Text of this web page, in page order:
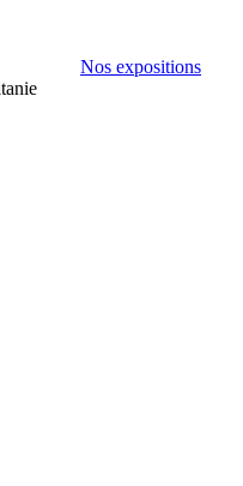
Nos expositions